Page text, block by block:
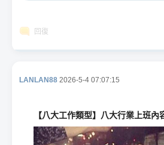
回復
LANLAN88 2026-5-4 07:07:15
【八大工作類型】八大行業上班內